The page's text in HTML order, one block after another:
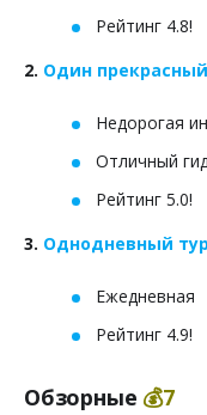
Рейтинг 4.8!
2. Один
Недорогая
Отличный
Рейтинг 5.0!
3. Однодневный
Ежедневная
Рейтинг 4.9!
Обзорные 💰7